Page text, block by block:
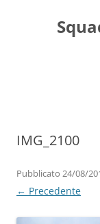
IMG_2100
Pubblicato 24/08/
← Precedente